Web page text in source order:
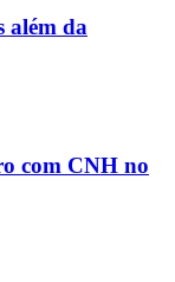
além da
com CNH no